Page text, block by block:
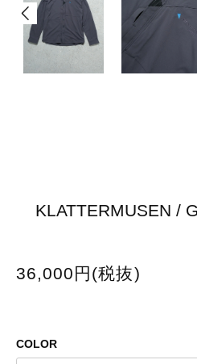
KLATTERMUSEN /
36,000円(税抜)
COLOR